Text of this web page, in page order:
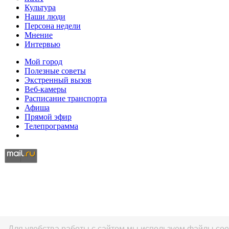
Культура
Наши люди
Персона недели
Мнение
Интервью
Мой город
Полезные советы
Экстренный вызов
Веб-камеры
Расписание транспорта
Афиша
Прямой эфир
Телепрограмма